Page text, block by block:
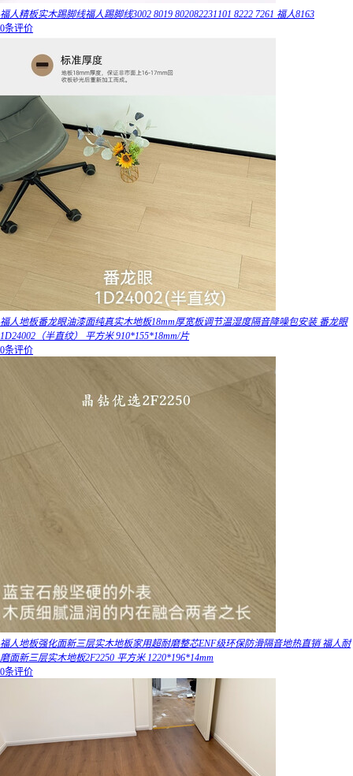
福人精板实木踢脚线福人踢脚线3002 8019 802082231101 8222 7261 福人8163
0条评价
福人地板番龙眼油漆面纯真实木地板18mm厚宽板调节温湿度隔音降噪包安装 番龙眼
1D24002（半直纹） 平方米 910*155*18mm/片
0条评价
福人地板强化面新三层实木地板家用超耐磨整芯ENF级环保防滑隔音地热直销 福人耐
磨面新三层实木地板2F2250 平方米 1220*196*14mm
0条评价